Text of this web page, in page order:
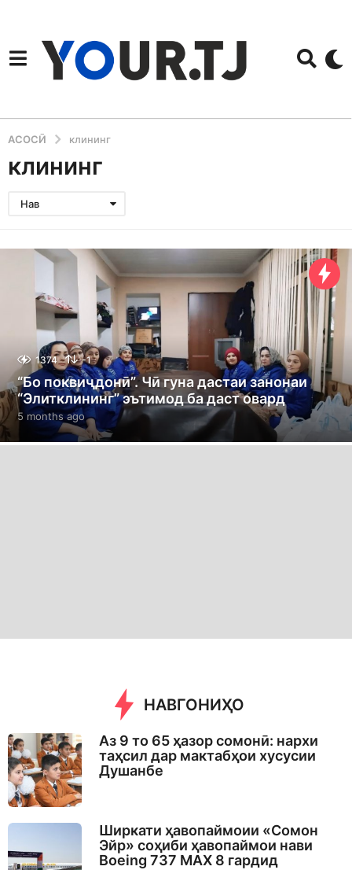
АСОСӢ клининг
клининг
Нав
1374 -1
“Бо поквиҷдонӣ”. Чӣ гуна дастаи занонаи
“Элитклининг” эътимод ба даст овард
5 months ago5
m
o
НАВГОНИҲО
Аз 9 то 65 ҳазор сомонӣ: нархи
таҳсил дар мактабҳои хусусии
Душанбе
Ширкати ҳавопаймоии «Сомон
Эйр» соҳиби ҳавопаймои нави
Boeing 737 MAX 8 гардид